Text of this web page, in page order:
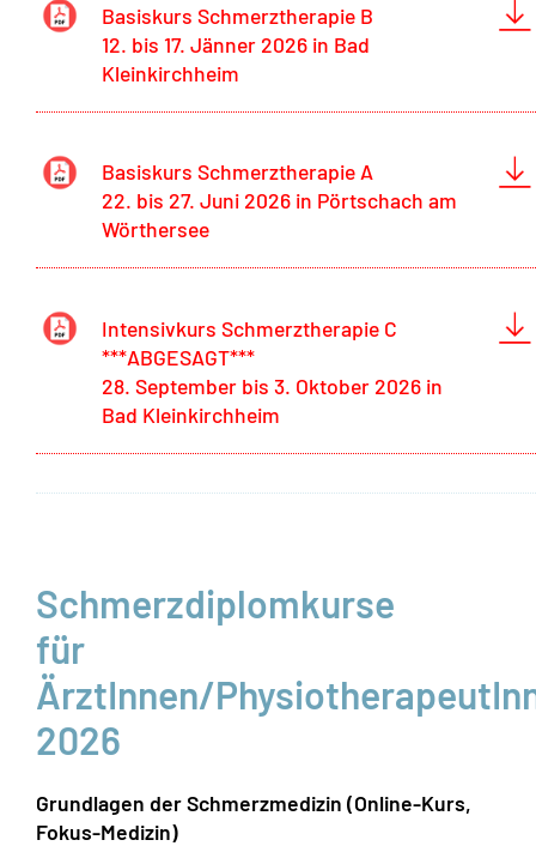
Basiskurs Schmerztherapie B
12. bis 17. Jänner 2026 in Bad
Kleinkirchheim
Basiskurs Schmerztherapie A
22. bis 27. Juni 2026 in Pörtschach am
Wörthersee
Intensivkurs Schmerztherapie C
***ABGESAGT***
28. September bis 3. Oktober 2026 in
Bad Kleinkirchheim
Schmerzdiplomkurse
für
ÄrztInnen/
2026
Grundlagen der Schmerzmedizin (Online-Kurs,
Fokus-Medizin)